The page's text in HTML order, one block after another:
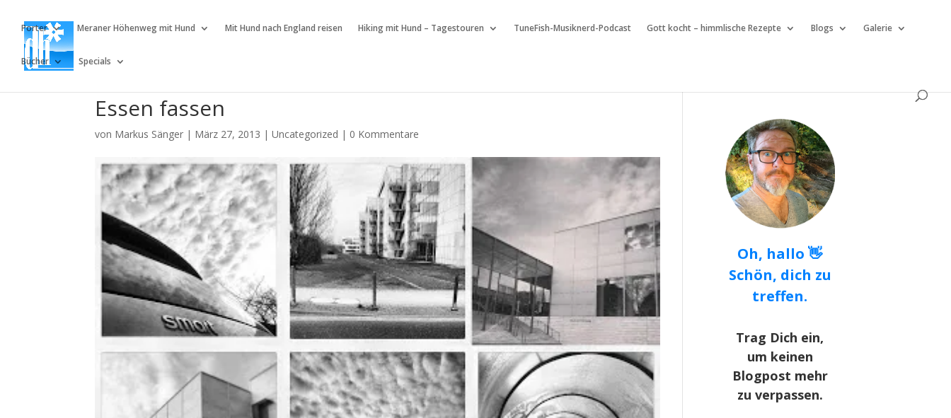
Porter Meraner Höhenweg mit Hund Mit Hund nach England reisen Hiking mit Hund – Tagestouren TuneFish-Musiknerd-Podcast Gott kocht – himmlische Rezepte Blogs Galerie
Bücher Specials
Essen fassen
von Markus Sänger | März 27, 2013 |Uncategorized | 0 Kommentare
Oh, hallo 👋
Schön, dich zu
treffen.
Trag Dich ein,
um keinen
Blogpost mehr
zu verpassen.